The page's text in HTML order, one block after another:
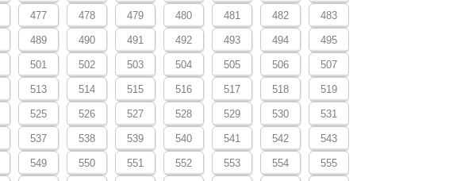
477 478 479 480 481 482 483
489 490 491 492 493 494 495
501 502 503 504 505 506 507
513 514 515 516 517 518 519
525 526 527 528 529 530 531
537 538 539 540 541 542 543
549 550 551 552 553 554 555